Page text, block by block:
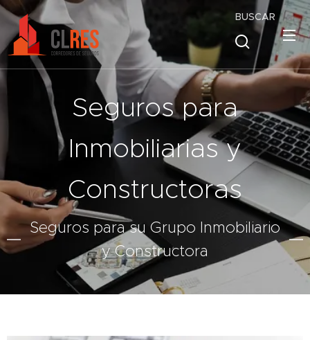
BUSCAR
Seguros para
Inmobiliarias y
Constructoras
Seguros para su Grupo Inmobiliario
y Constructora